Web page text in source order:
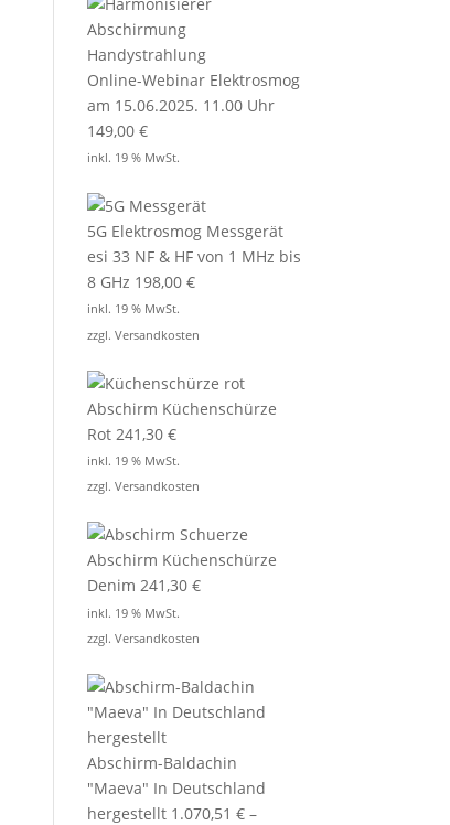
Online-Webinar Elektrosmog
am 15.06.2025. 11.00 Uhr
149,00€
inkl. 19 % MwSt.
5G Elektrosmog Messgerät
esi 33 NF & HF von 1 MHz bis
8 GHz 198,00€
inkl. 19 % MwSt.
zzgl.Versandkosten
Abschirm Küchenschürze
Rot 241,30€
inkl. 19 % MwSt.
zzgl.Versandkosten
Abschirm Küchenschürze
Denim 241,30€
inkl. 19 % MwSt.
zzgl.Versandkosten
Abschirm-Baldachin
"Maeva" In Deutschland
hergestellt 1.070,51€ –